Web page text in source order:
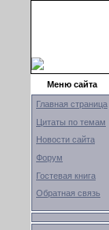
Меню сайта
Главная страница
Цитаты по темам
Новости сайта
Форум
Гостевая книга
Обратная связь